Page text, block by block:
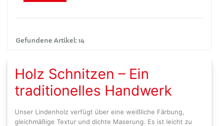
Gefundene Artikel: 14
Holz Schnitzen – Ein
traditionelles Handwerk
Unser Lindenholz verfügt über eine weißliche Färbung,
gleichmäßige Textur und dichte Maserung. Es ist leicht zu